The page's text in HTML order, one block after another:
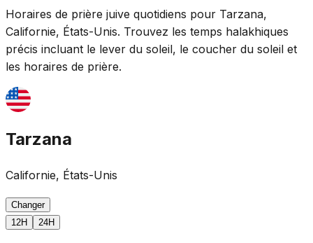
Horaires de prière juive quotidiens pour Tarzana,
Californie, États-Unis. Trouvez les temps halakhiques
précis incluant le lever du soleil, le coucher du soleil et
les horaires de prière.
Tarzana
Californie, États-Unis
Changer
12H
24H